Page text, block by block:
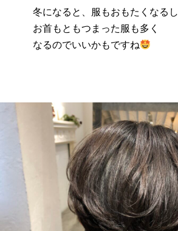
冬になると、服もおもたくなるし
お首もともつまった服も多く
なるのでいいかもですね